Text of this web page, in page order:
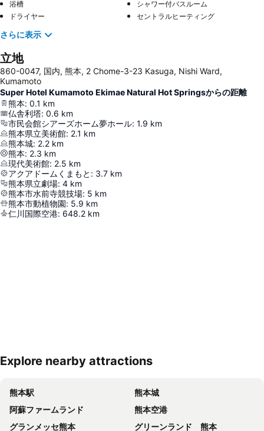
浴槽
シャワー付バスルーム
ドライヤー
セントラルヒーティング
さらに表示
立地
860-0047, 国内, 熊本, 2 Chome-3-23 Kasuga, Nishi Ward,
Kumamoto
Super Hotel Kumamoto Ekimae Natural Hot Springsからの距離
熊本: 0.1 km
仏舎利塔: 0.6 km
市民会館シアーズホーム夢ホール: 1.9 km
熊本県立美術館: 2.1 km
熊本城: 2.2 km
熊本: 2.3 km
現代美術館: 2.5 km
アクアドームくまもと : 3.7 km
熊本県立劇場: 4 km
熊本市水前寺競技場: 5 km
熊本市動植物園: 5.9 km
仁川国際空港: 648.2 km
地図を拡大
Explore nearby attractions
熊本駅
熊本城
阿蘇ファームランド
熊本空港
グランメッセ熊本
グリーンランド 熊本